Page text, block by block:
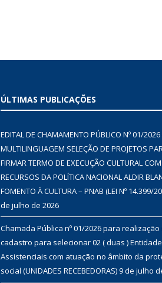
ÚLTIMAS PUBLICAÇÕES
EDITAL DE CHAMAMENTO PÚBLICO Nº 01/2026
MULTILINGUAGEM SELEÇÃO DE PROJETOS
FIRMAR TERMO DE EXECUÇÃO CULTURAL COM
RECURSOS DA POLÍTICA NACIONAL ALDIR
FOMENTO À CULTURA – PNAB (LEI Nº 14.399/
de julho de 2026
Chamada Pública nº 01/2026 para realização
cadastro para selecionar 02 ( duas )
Assistenciais com atuação no âmbito da
social (UNIDADES RECEBEDORAS)9 de julho